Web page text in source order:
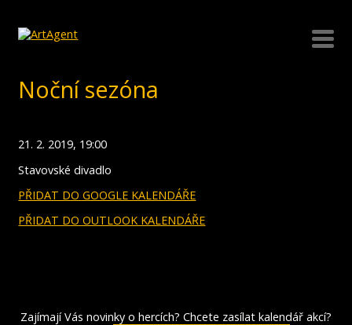
Noční sezóna
21. 2. 2019, 19:00
Stavovské divadlo
PŘIDAT DO GOOGLE KALENDÁŘE
PŘIDAT DO OUTLOOK KALENDÁŘE
Zajímají Vás novinky o hercích? Chcete zasílat kalendář akcí?